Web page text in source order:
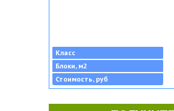
Класс
Блоки, м2
Стоимость, руб